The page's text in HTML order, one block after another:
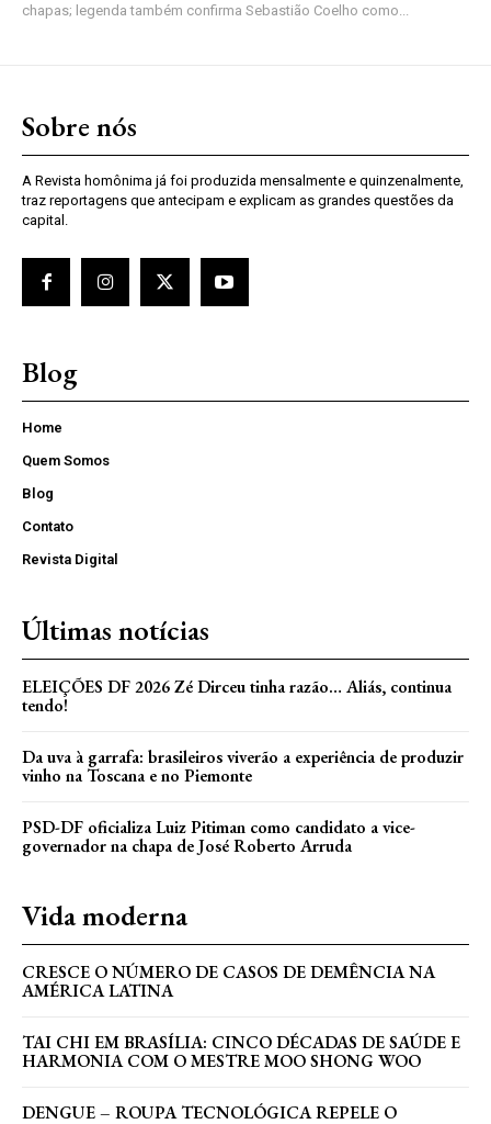
chapas; legenda também confirma Sebastião Coelho como...
Sobre nós
A Revista homônima já foi produzida mensalmente e quinzenalmente,
traz reportagens que antecipam e explicam as grandes questões da
capital.
Blog
Home
Quem Somos
Blog
Contato
Revista Digital
Últimas notícias
ELEIÇÕES DF 2026 Zé Dirceu tinha razão… Aliás, continua
tendo!
Da uva à garrafa: brasileiros viverão a experiência de produzir
vinho na Toscana e no Piemonte
PSD-DF oficializa Luiz Pitiman como candidato a vice-
governador na chapa de José Roberto Arruda
Vida moderna
CRESCE O NÚMERO DE CASOS DE DEMÊNCIA NA
AMÉRICA LATINA
TAI CHI EM BRASÍLIA: CINCO DÉCADAS DE SAÚDE E
HARMONIA COM O MESTRE MOO SHONG WOO
DENGUE – ROUPA TECNOLÓGICA REPELE O